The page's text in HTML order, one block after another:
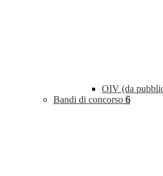
OIV (da
Bandi di concorso 6